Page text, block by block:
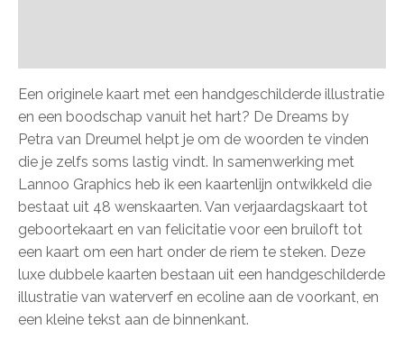
Een originele kaart met een handgeschilderde illustratie
en een boodschap vanuit het hart? De Dreams by
Petra van Dreumel helpt je om de woorden te vinden
die je zelfs soms lastig vindt. In samenwerking met
Lannoo Graphics heb ik een kaartenlijn ontwikkeld die
bestaat uit 48 wenskaarten. Van verjaardagskaart tot
geboortekaart en van felicitatie voor een bruiloft tot
een kaart om een hart onder de riem te steken. Deze
luxe dubbele kaarten bestaan uit een handgeschilderde
illustratie van waterverf en ecoline aan de voorkant, en
een kleine tekst aan de binnenkant.